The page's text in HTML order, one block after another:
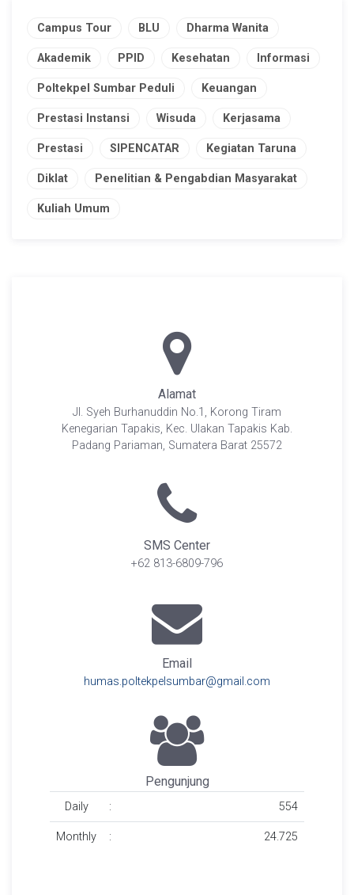
Campus Tour BLU Dharma Wanita
Akademik PPID Kesehatan Informasi
Poltekpel Sumbar Peduli Keuangan
Prestasi Instansi Wisuda Kerjasama
Prestasi SIPENCATAR Kegiatan Taruna
Diklat Penelitian & Pengabdian Masyarakat
Kuliah Umum
Alamat
Jl. Syeh Burhanuddin No.1, Korong Tiram
Kenegarian Tapakis, Kec. Ulakan Tapakis Kab.
Padang Pariaman, Sumatera Barat 25572
SMS Center
+62 813-6809-796
Email
humas.poltekpelsumbar@gmail.com
Pengunjung
Daily : 554
Monthly : 24.725